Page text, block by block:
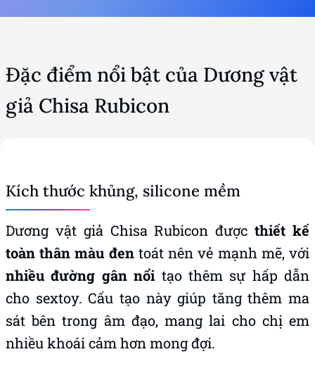
Đặc điểm nổi bật của Dương vật
giả Chisa Rubicon
Kích thước khủng, silicone mềm
Dương vật giả Chisa Rubicon được thiết kế
toàn thân màu đen toát nên vẻ mạnh mẽ, với
nhiều đường gân nổi tạo thêm sự hấp dẫn
cho sextoy. Cấu tạo này giúp tăng thêm ma
sát bên trong âm đạo, mang lai cho chị em
nhiều khoái cảm hơn mong đợi.